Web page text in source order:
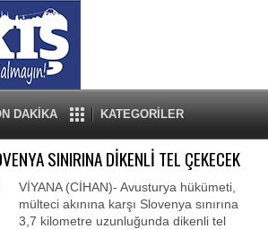
DAKİKA KATEGORİLER
SINIRINA DİKENLİ TEL ÇEKECEK
VİYANA (CİHAN)- Avusturya hükümeti,
mülteci akınına karşı Slovenya sınırına
3,7 kilometre uzunluğunda dikenli tel